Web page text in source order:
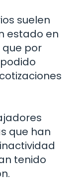
suelen
estado en
por
que han
tenido